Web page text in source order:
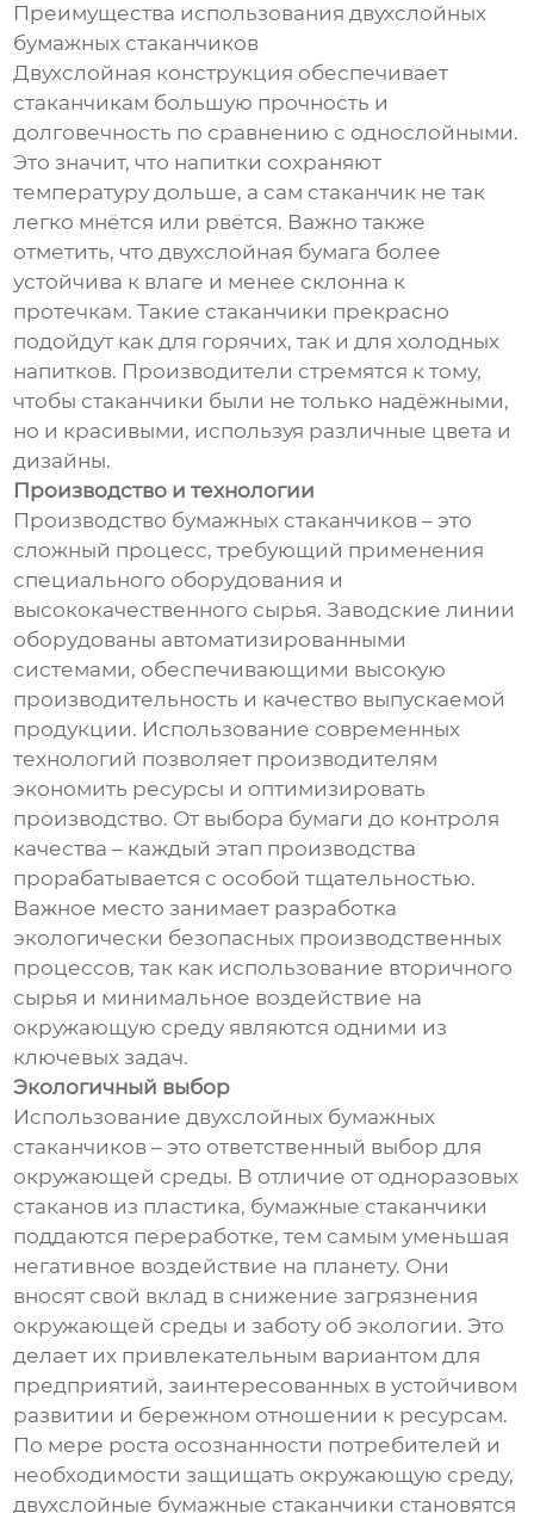
Преимущества использования двухслойных
бумажных стаканчиков
Двухслойная конструкция обеспечивает
стаканчикам большую прочность и
долговечность по сравнению с однослойными.
Это значит, что напитки сохраняют
температуру дольше, а сам стаканчик не так
легко мнётся или рвётся. Важно также
отметить, что двухслойная бумага более
устойчива к влаге и менее склонна к
протечкам. Такие стаканчики прекрасно
подойдут как для горячих, так и для холодных
напитков. Производители стремятся к тому,
чтобы стаканчики были не только надёжными,
но и красивыми, используя различные цвета и
дизайны.
Производство и технологии
Производство бумажных стаканчиков – это
сложный процесс, требующий применения
специального оборудования и
высококачественного сырья. Заводские линии
оборудованы автоматизированными
системами, обеспечивающими высокую
производительность и качество выпускаемой
продукции. Использование современных
технологий позволяет производителям
экономить ресурсы и оптимизировать
производство. От выбора бумаги до контроля
качества – каждый этап производства
прорабатывается с особой тщательностью.
Важное место занимает разработка
экологически безопасных производственных
процессов, так как использование вторичного
сырья и минимальное воздействие на
окружающую среду являются одними из
ключевых задач.
Экологичный выбор
Использование двухслойных бумажных
стаканчиков – это ответственный выбор для
окружающей среды. В отличие от одноразовых
стаканов из пластика, бумажные стаканчики
поддаются переработке, тем самым уменьшая
негативное воздействие на планету. Они
вносят свой вклад в снижение загрязнения
окружающей среды и заботу об экологии. Это
делает их привлекательным вариантом для
предприятий, заинтересованных в устойчивом
развитии и бережном отношении к ресурсам.
По мере роста осознанности потребителей и
необходимости защищать окружающую среду,
двухслойные бумажные стаканчики становятся